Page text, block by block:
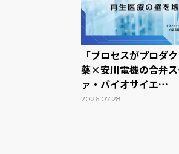
「プロセスがプロ
薬×安川電機の合弁
ァ・バイオサイエ…
2026.07.28